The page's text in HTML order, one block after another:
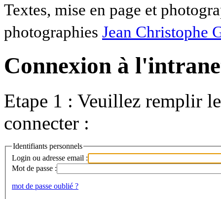
Textes, mise en page et
photographies Jean Christophe
Connexion à
Etape 1 : Veuillez remplir
connecter :
Identifiants personnels
Login ou adresse email :
Mot de passe :
mot de passe oublié ?